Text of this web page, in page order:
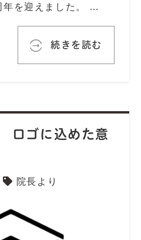
年を迎えました。 …
続きを読む
ロゴに込めた意
院長より